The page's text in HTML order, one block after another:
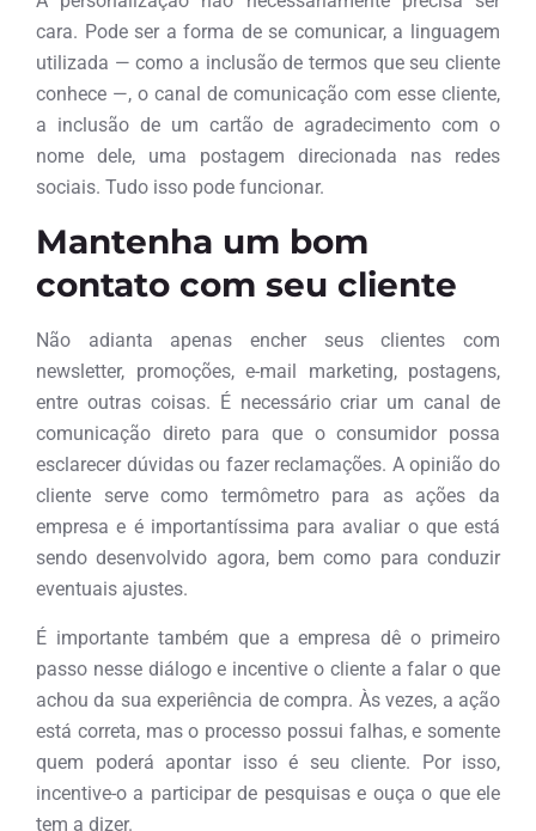
cara. Pode ser a forma de se comunicar, a linguagem
utilizada — como a inclusão de termos que seu cliente
conhece —, o canal de comunicação com esse cliente,
a inclusão de um cartão de agradecimento com o
nome dele, uma postagem direcionada nas redes
sociais. Tudo isso pode funcionar.
Mantenha um bom
contato com seu cliente
Não adianta apenas encher seus clientes com
newsletter, promoções, e-mail marketing, postagens,
entre outras coisas. É necessário criar um canal de
comunicação direto para que o consumidor possa
esclarecer dúvidas ou fazer reclamações. A opinião do
cliente serve como termômetro para as ações da
empresa e é importantíssima para avaliar o que está
sendo desenvolvido agora, bem como para conduzir
eventuais ajustes.
É importante também que a empresa dê o primeiro
passo nesse diálogo e incentive o cliente a falar o que
achou da sua experiência de compra. Às vezes, a ação
está correta, mas o processo possui falhas, e somente
quem poderá apontar isso é seu cliente. Por isso,
incentive-o a participar de pesquisas e ouça o que ele
tem a dizer.